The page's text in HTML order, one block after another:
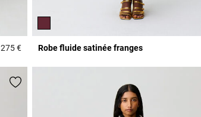
275 €3,7 out of 5 Customer Rating
Robe fluide satinée franges